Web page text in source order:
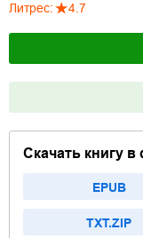
Литрес: 4.7
Скачать книгу
EPUB
TXT.ZIP